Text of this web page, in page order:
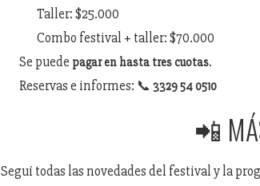
Taller: $25.000
Combo festival + taller: $70.000
Se puede pagar en hasta tres cuotas.
Reservas e informes: 📞 3329 54 0510
📲
Seguí todas las novedades del festival y la